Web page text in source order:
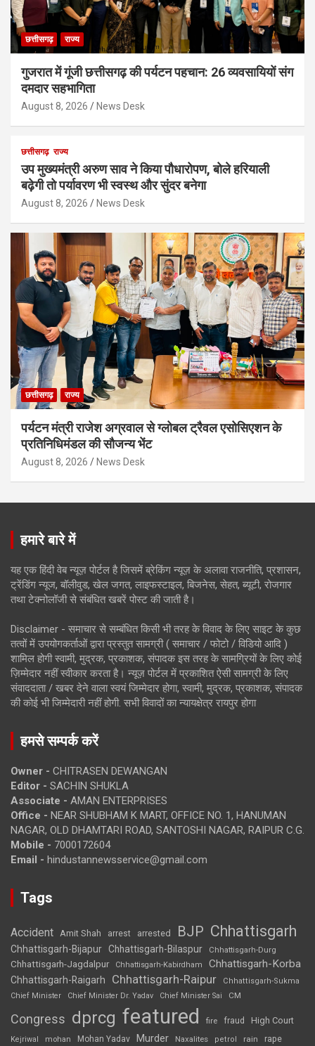
छत्तीसगढ़ राज्य
गुजरात में गूंजी छत्तीसगढ़ की पर्यटन पहचान: 26 व्यवसायियों संग
दमदार सहभागिता
August 8, 2026 News Desk
छत्तीसगढ़ राज्य
उप मुख्यमंत्री अरुण साव ने किया पौधारोपण, बोले हरियाली
बढ़ेगी तो पर्यावरण भी स्वस्थ और सुंदर बनेगा
August 8, 2026 News Desk
छत्तीसगढ़ राज्य
पर्यटन मंत्री राजेश अग्रवाल से ग्लोबल ट्रैवल एसोसिएशन के
प्रतिनिधिमंडल की सौजन्य भेंट
August 8, 2026 News Desk
हमारे बारे में
यह एक हिंदी वेब न्यूज़ पोर्टल है जिसमें ब्रेकिंग न्यूज़ के अलावा राजनीति, प्रशासन,
ट्रेंडिंग न्यूज, बॉलीवुड, खेल जगत, लाइफस्टाइल, बिजनेस, सेहत, ब्यूटी, रोजगार
तथा टेक्नोलॉजी से संबंधित खबरें पोस्ट की जाती है।
Disclaimer - समाचार से सम्बंधित किसी भी तरह के विवाद के लिए साइट के कुछ
तत्वों में उपयोगकर्ताओं द्वारा प्रस्तुत सामग्री ( समाचार / फोटो / विडियो आदि )
शामिल होगी स्वामी, मुद्रक, प्रकाशक, संपादक इस तरह के सामग्रियों के लिए कोई
ज़िम्मेदार नहीं स्वीकार करता है। न्यूज़ पोर्टल में प्रकाशित ऐसी सामग्री के लिए
संवाददाता / खबर देने वाला स्वयं जिम्मेदार होगा, स्वामी, मुद्रक, प्रकाशक, संपादक
की कोई भी जिम्मेदारी नहीं होगी. सभी विवादों का न्यायक्षेत्र रायपुर होगा
हमसे सम्पर्क करें
Owner - CHITRASEN DEWANGAN
Editor - SACHIN SHUKLA
Associate - AMAN ENTERPRISES
Office - NEAR SHUBHAM K MART, OFFICE NO. 1, HANUMAN
NAGAR, OLD DHAMTARI ROAD, SANTOSHI NAGAR, RAIPUR C.G.
Mobile - 7000172604
Email - hindustannewsservice@gmail.com
Tags
Accident Amit Shah arrest arrested BJP Chhattisgarh
Chhattisgarh-Bijapur Chhattisgarh-Bilaspur Chhattisgarh-Durg
Chhattisgarh-Jagdalpur Chhattisgarh-Kabirdham Chhattisgarh-Korba
Chhattisgarh-Raigarh Chhattisgarh-Raipur
Chhattisgarh-Sukma
Chief Minister
Chief Minister Dr. Yadav Chief Minister Sai CM
Congress dprcg featured fire fraud High Court
Kejriwal mohan Mohan Yadav Murder Naxalites petrol rain rape